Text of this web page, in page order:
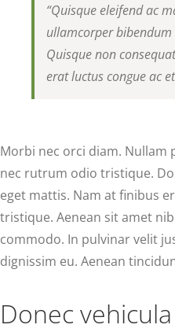
“Quisque eleifend ac
ullamcorper bibendum
Quisque non
erat luctus congue ac
Morbi nec orci diam.
nec rutrum odio tristique.
eget mattis. Nam at finibus
tristique. Aenean sit amet
commodo. In pulvinar velit
dignissim eu. Aenean
Donec